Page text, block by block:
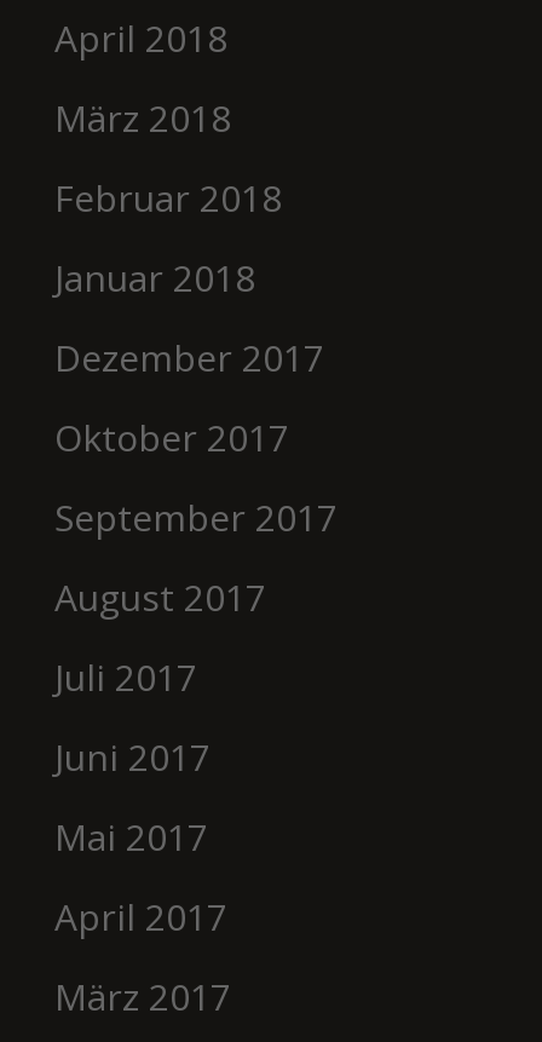
April 2018
März 2018
Februar 2018
Januar 2018
Dezember 2017
Oktober 2017
September 2017
August 2017
Juli 2017
Juni 2017
Mai 2017
April 2017
März 2017